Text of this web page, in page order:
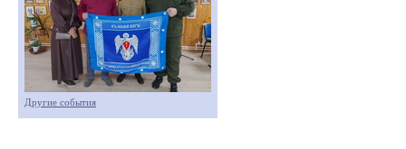
Другие события